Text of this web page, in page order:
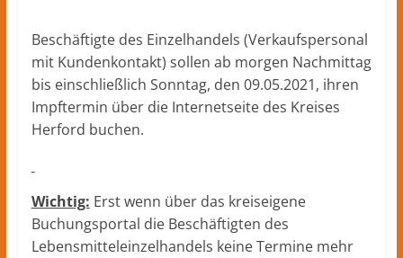
Beschäftigte des Einzelhandels (Verkaufspersonal
mit Kundenkontakt) sollen ab morgen Nachmittag
bis einschließlich Sonntag, den 09.05.2021, ihren
Impftermin über die Internetseite des Kreises
Herford buchen.
Wichtig: Erst wenn über das kreiseigene
Buchungsportal die Beschäftigten des
Lebensmitteleinzelhandels keine Termine mehr